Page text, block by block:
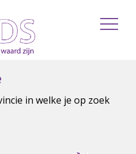
in welke je op zoek